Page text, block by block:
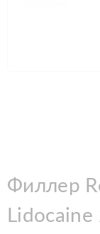
Филлер